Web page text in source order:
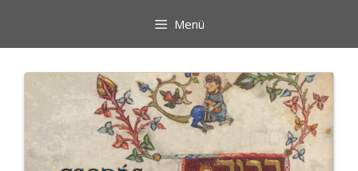
Menü